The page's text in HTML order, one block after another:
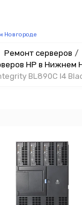
Новгороде
Ремонт серверов /
HP в Нижнем
BL890C I4